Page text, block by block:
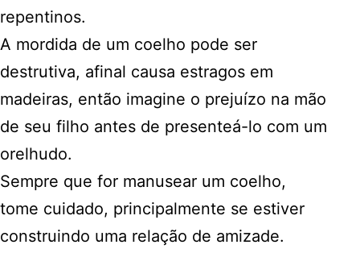
repentinos.
A mordida de um coelho pode ser
destrutiva, afinal causa estragos em
madeiras, então imagine o prejuízo na mão
de seu filho antes de presenteá-lo com um
orelhudo.
Sempre que for manusear um coelho,
tome cuidado, principalmente se estiver
construindo uma relação de amizade.